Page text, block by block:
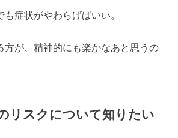
症状がやわらげばいい。
方が、精神的にも楽かなあと思うの
リスクについて知りたい